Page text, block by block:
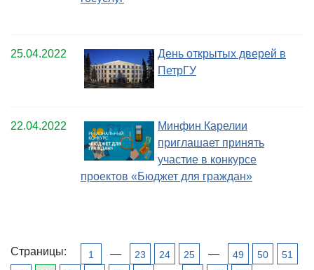
25.04.2022
День открытых дверей в
ПетрГУ
22.04.2022
Минфин Карелии
приглашает принять
участие в конкурсе
проектов «Бюджет для граждан»
Страницы: 1 — 23 24 25 — 49 50
51